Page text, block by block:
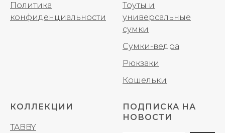
Политика
конфиденциальности
Тоуты и
универсальные
сумки
Сумки-ведра
Рюкзаки
Кошельки
КОЛЛЕКЦИИ
TABBY
ПОДПИСКА НА
НОВОСТИ